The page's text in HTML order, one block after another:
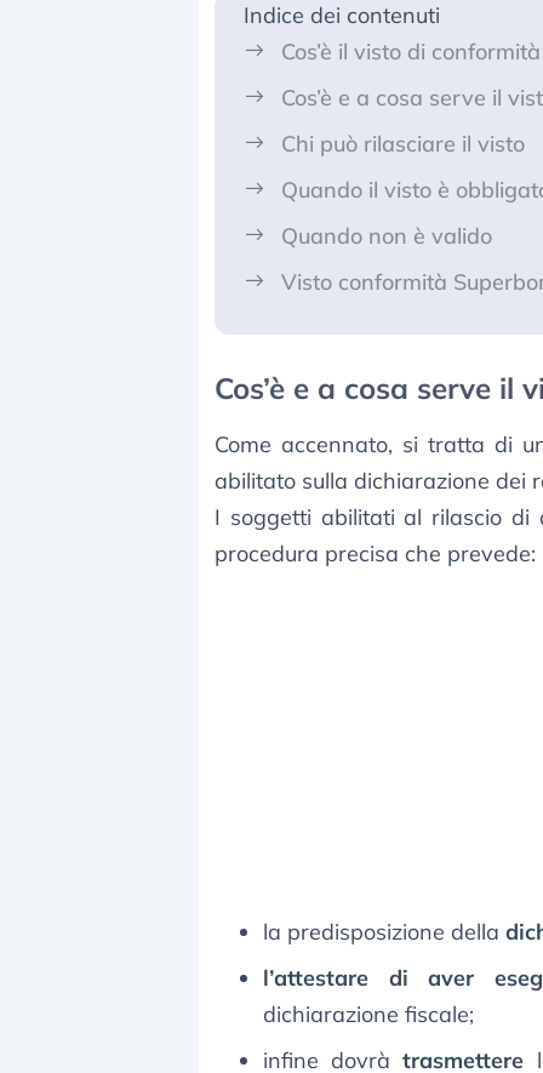
Indice dei contenuti
Cos’è il visto di conformità
Cos’è e a cosa serve il
Chi può rilasciare il visto
Quando il visto è
Quando non è valido
Visto conformità
Cos’è e a cosa serve il
Come accennato, si tratta di
abilitato sulla dichiarazione dei
I soggetti abilitati al rilascio di
procedura precisa che prevede:
la predisposizione della
l’attestare di aver
dichiarazione fiscale;
infine dovràtrasmettere